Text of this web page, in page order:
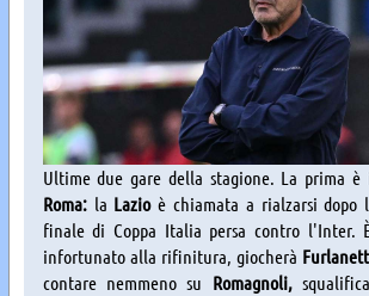
Ultime due gare della stagione. La prima
Roma:la Lazioè chiamata a rialzarsi dopo
finale di Coppa Italia persa contro l'Inter.
infortunato alla rifinitura, giocherà
contare nemmeno su Romagnoli,